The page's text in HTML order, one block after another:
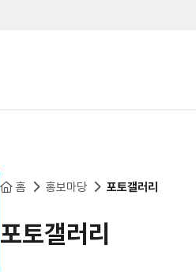
홈 홍보마당 포토갤러리
포토갤러리